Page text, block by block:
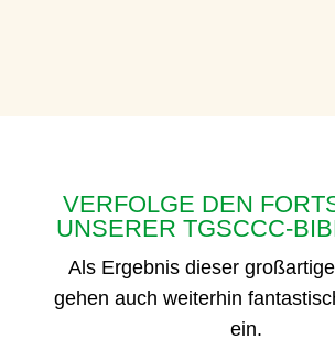
VERFOLGE DEN
UNSERER TGSCCC-
Als Ergebnis dieser
gehen auch weiterhin
ein.